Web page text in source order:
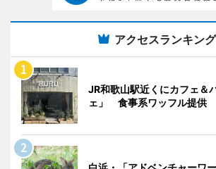
アクセスランキング
JR和歌山駅近くにカフェ＆
ェ」 食事系ワッフル提供